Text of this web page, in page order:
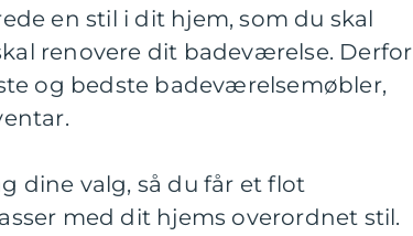
en stil i dit hjem, som du skal
renovere dit badeværelse. Derfor
og bedste badeværelsemøbler,
dine valg, så du får et flot
med dit hjems overordnet stil.